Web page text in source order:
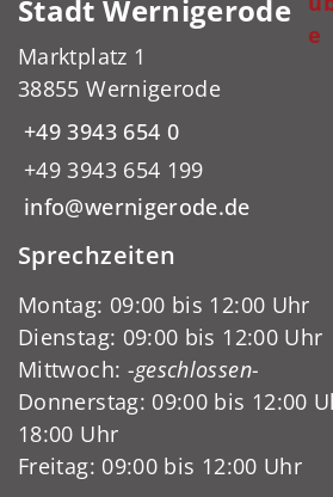
e
Stadt Wernigerode
Marktplatz 1
38855 Wernigerode
+49 3943 654 0
+49 3943 654 199
info@wernigerode.de
Sprechzeiten
Montag: 09:00 bis 12:00 Uhr
Dienstag: 09:00 bis 12:00 Uhr
Mittwoch: -geschlossen-
Donnerstag: 09:00 bis 12:00
18:00 Uhr
Freitag: 09:00 bis 12:00 Uhr